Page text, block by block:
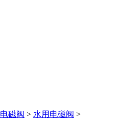
电磁阀 > 水用电磁阀 >